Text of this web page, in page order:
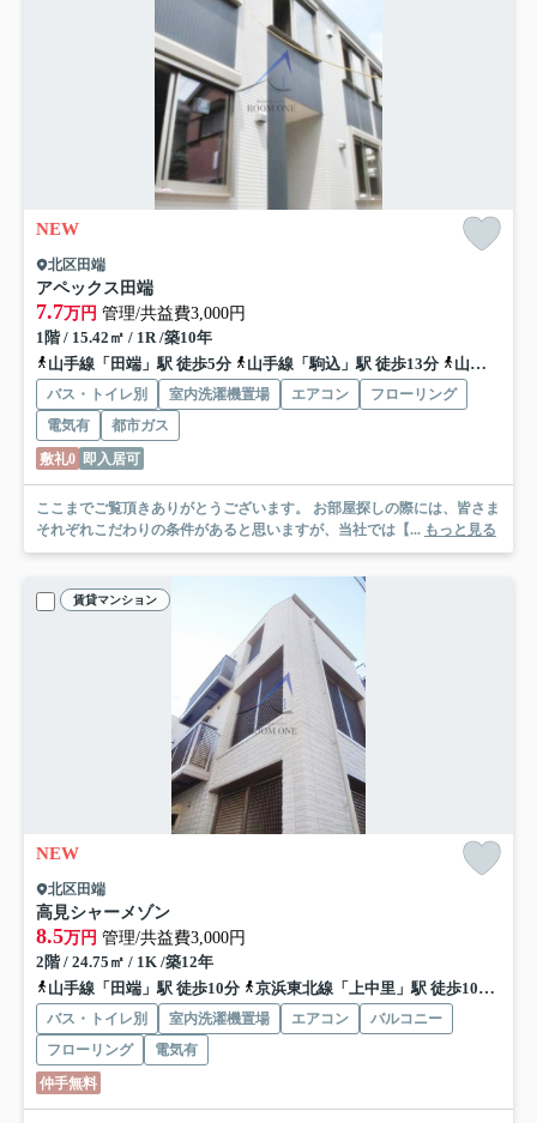
NEW
北区田端
アペックス田端
7.7万円 管理/共益費3,000円
1階 / 15.42㎡ / 1R /築10年
山手線「田端」駅 徒歩5分
山手線「駒込」駅 徒歩13分 山手線「西日暮里」駅 徒歩17分
バス・トイレ別 室内洗濯機置場 エアコン
フローリング
電気有
都市ガス
敷礼0 即入居可
ここまでご覧頂きありがとうございます。 お部屋探しの際には、皆さま
それぞれこだわりの条件があると思いますが、当社では【... もっと見る
賃貸マンション
NEW
北区田端
高見シャーメゾン
8.5万円 管理/共益費3,000円
2階 / 24.75㎡ / 1K /築12年
山手線「田端」駅 徒歩10分
京浜東北線「上中里」駅 徒歩10分
バス・トイレ別 室内洗濯機置場 エアコン
バルコニー
フローリング
電気有
仲手無料